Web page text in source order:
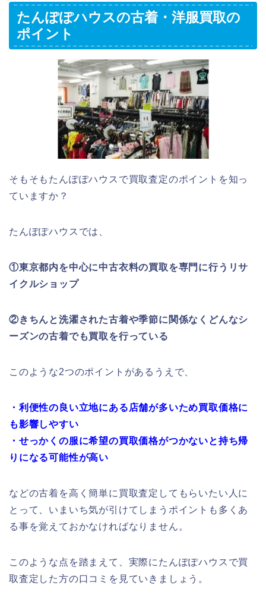
たんぽぽハウスの古着・洋服買取の
ポイント
そもそもたんぽぽハウスで買取査定のポイントを知っ
ていますか？
たんぽぽハウスでは、
①東京都内を中心に中古衣料の買取を専門に行うリサ
イクルショップ
②きちんと洗濯された古着や季節に関係なくどんなシ
ーズンの古着でも買取を行っている
このような2つのポイントがあるうえで、
・利便性の良い立地にある店舗が多いため買取価格に
も影響しやすい
・せっかくの服に希望の買取価格がつかないと持ち帰
りになる可能性が高い
などの古着を高く簡単に買取査定してもらいたい人に
とって、いまいち気が引けてしまうポイントも多くあ
る事を覚えておかなければなりません。
このような点を踏まえて、実際にたんぽぽハウスで買
取査定した方の口コミを見ていきましょう。